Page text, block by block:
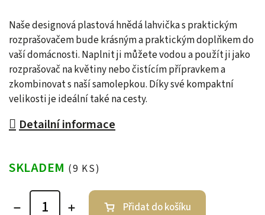
Naše designová plastová hnědá lahvička s praktickým
rozprašovačem bude krásným a praktickým doplňkem do
vaší domácnosti. Naplnit ji můžete vodou a použít ji jako
rozprašovač na květiny nebo čistícím přípravkem a
zkombinovat s naší samolepkou. Díky své kompaktní
velikosti je ideální také na cesty.
Detailní informace
SKLADEM (9 KS)
Přidat do košíku